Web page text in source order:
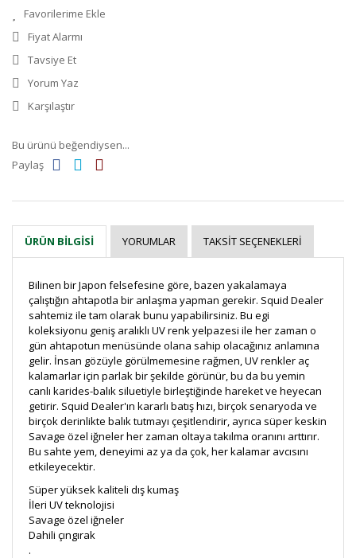
Fiyat Alarmı
Tavsiye Et
Yorum Yaz
Karşılaştır
Bu ürünü beğendiysen...
Paylaş
ÜRÜN BILGISI YORUMLAR TAKSIT SEÇENEKLERI
Bilinen bir Japon felsefesine göre, bazen yakalamaya
çalıştığın ahtapotla bir anlaşma yapman gerekir. Squid Dealer
sahtemiz ile tam olarak bunu yapabilirsiniz. Bu egi
koleksiyonu geniş aralıklı UV renk yelpazesi ile her zaman o
gün ahtapotun menüsünde olana sahip olacağınız anlamına
gelir. İnsan gözüyle görülmemesine rağmen, UV renkler aç
kalamarlar için parlak bir şekilde görünür, bu da bu yemin
canlı karides-balık siluetiyle birleştiğinde hareket ve heyecan
getirir. Squid Dealer'ın kararlı batış hızı, birçok senaryoda ve
birçok derinlikte balık tutmayı çeşitlendirir, ayrıca süper keskin
Savage özel iğneler her zaman oltaya takılma oranını arttırır.
Bu sahte yem, deneyimi az ya da çok, her kalamar avcısını
etkileyecektir.
Süper yüksek kaliteli dış kumaş
İleri UV teknolojisi
Savage özel iğneler
Dahili çıngırak
.